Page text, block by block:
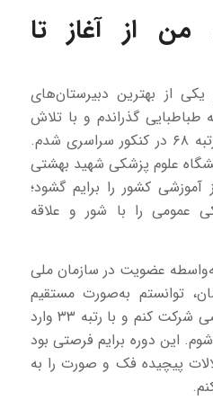
از آغاز تا
از بهترین دبیرستان‌های
طباطبایی گذراندم و با تلاش
شبانه‌روزی موفق به کسب رتبه ۶۸ در کنکور سراسری شدم.
علوم پزشکی شهید بهشتی
آموزشی کشور را برایم گشود؛
عمومی را با شور و علاقه
عضویت در سازمان ملی
توانستم به‌صورت مستقیم
(Straight) در آزمون تخصصی شرکت کنم و با رتبه ۳۳ وارد
این دوره برایم فرصتی بود
پیچیده فک و صورت را به